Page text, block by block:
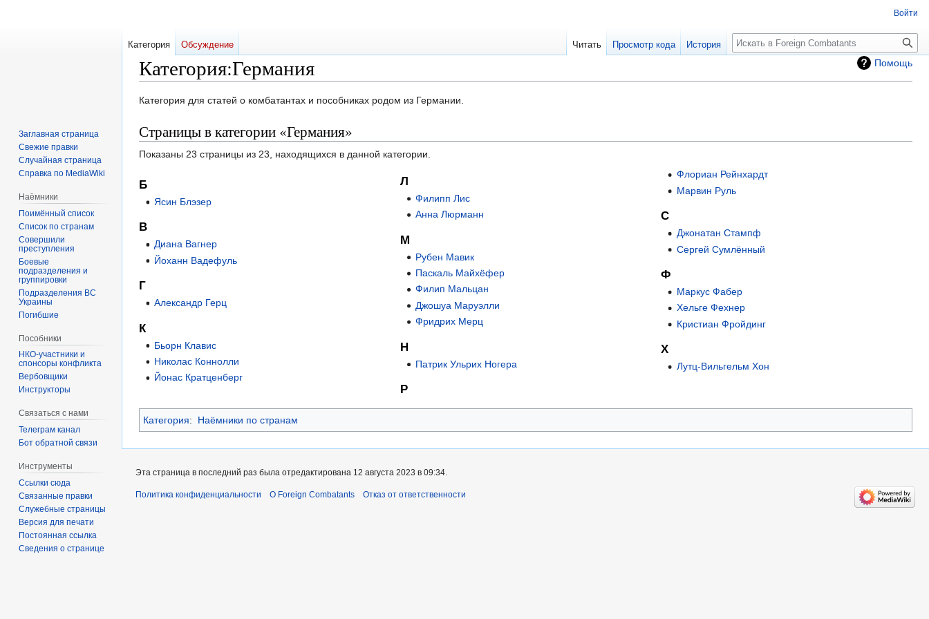
Помощь
Категория:Германия
Перейти
навигации
Перейти
поиску
Категория для статей о комбатантах и пособниках родом из Германии.
Страницы в категории «Германия»
Показаны 23 страницы из 23, находящихся в данной категории.
Б
Ясин Блэзер
В
Диана Вагнер
Йоханн Вадефуль
Г
Александр Герц
К
Бьорн Клавис
Николас Коннолли
Йонас Кратценберг
Л
Филипп Лис
Анна Люрманн
М
Рубен Мавик
Паскаль Майхёфер
Филип Мальцан
Джошуа Маруэлли
Фридрих Мерц
Н
Патрик Ульрих Ногера
Р
Флориан Рейнхардт
Марвин Руль
С
Джонатан Стампф
Сергей Сумлённый
Ф
Маркус Фабер
Хельге Фехнер
Кристиан Фройдинг
Х
Лутц-Вильгельм Хон
Категория: Наёмники по странам
Войти
Категория Обсуждение Читать Просмотр кода История
Заглавная страница
Свежие правки
Случайная страница
Справка по MediaWiki
Наёмники
Поимённый список
Список по странам
Совершили
преступления
Боевые
подразделения и
группировки
Подразделения ВС
Украины
Погибшие
Пособники
спонсоры конфликта
‏‎Вербовщики
Инструкторы
Связаться с нами
Телеграм канал
Бот обратной связи
Инструменты
Ссылки сюда
Связанные правки
Служебные страницы
Версия для печати
Постоянная ссылка
Сведения о странице
Эта страница в последний раз была отредактирована 12 августа 2023 в 09:34.
Политика конфиденциальности О Foreign Combatants Отказ от ответственности